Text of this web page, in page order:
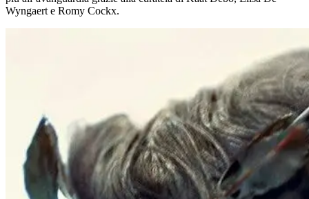
Wyngaert e Romy Cockx.